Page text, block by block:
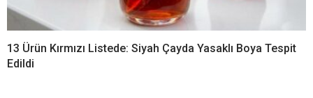
13 Ürün Kırmızı Listede: Siyah Çayda Yasaklı Boya Tespit
Edildi